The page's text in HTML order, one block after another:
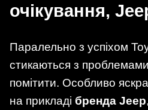
очікування,
Паралельно з успіхом
стикаються з
помітити. Особливо
на прикладі бренда Jeep